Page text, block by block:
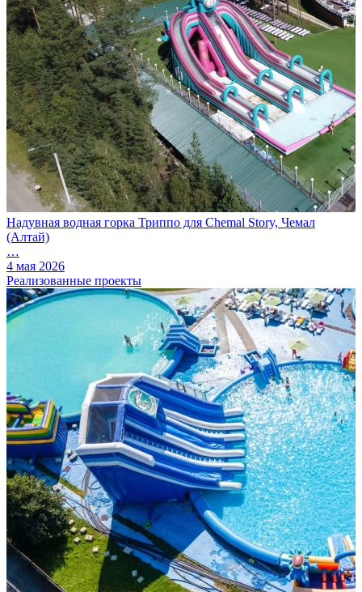
Надувная водная горка Триппо для Chemal Story, Чемал
(Алтай)
…
4 мая 2026
Реализованные проекты